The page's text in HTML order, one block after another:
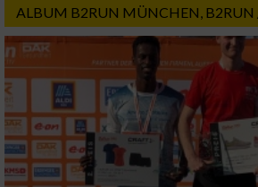
ALBUM B2RUN MÜNCHEN, B2RUN